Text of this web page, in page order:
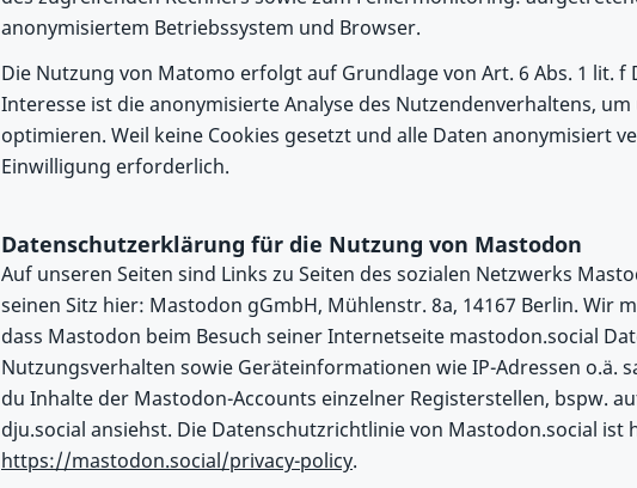
anonymisiertem Betriebssystem und Browser.
Die Nutzung von Matomo erfolgt auf Grundlage von Art. 6 Abs. 1 lit. f
Interesse ist die anonymisierte Analyse des Nutzendenverhaltens,
optimieren. Weil keine Cookies gesetzt und alle Daten anonymisiert
Einwilligung erforderlich.
Datenschutzerklärung für die Nutzung von Mastodon
Auf unseren Seiten sind Links zu Seiten des sozialen Netzwerks
seinen Sitz hier: Mastodon gGmbH, Mühlenstr. 8a, 14167 Berlin. Wir
dass Mastodon beim Besuch seiner Internetseite mastodon.social
Nutzungsverhalten sowie Geräteinformationen wie IP-Adressen o.ä.
du Inhalte der Mastodon-Accounts einzelner Registerstellen, bspw.
dju.social ansiehst. Die Datenschutzrichtlinie von Mastodon.social ist
https://mastodon.social/privacy-policy.